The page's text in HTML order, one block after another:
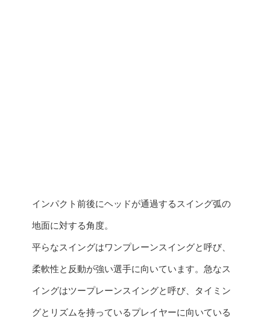
インパクト前後にヘッドが通過するスイング弧の
地面に対する角度。
平らなスイングはワンプレーンスイングと呼び、
柔軟性と反動が強い選手に向いています。急なス
イングはツープレーンスイングと呼び、タイミン
グとリズムを持っているプレイヤーに向いている